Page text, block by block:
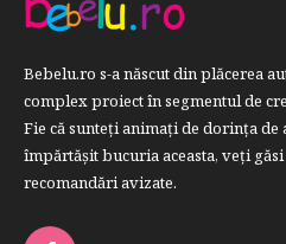
Bebelu.ro s-a născut din plăcerea
complex proiect în segmentul de
Fie că sunteţi animaţi de dorinţa de
împărtăşit bucuria aceasta, veți
recomandări avizate.